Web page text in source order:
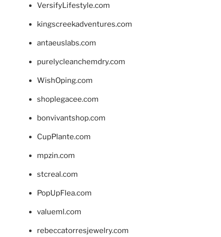
VersifyLifestyle.com
kingscreekadventures.com
antaeuslabs.com
purelycleanchemdry.com
WishOping.com
shoplegacee.com
bonvivantshop.com
CupPlante.com
mpzin.com
stcreal.com
PopUpFlea.com
valueml.com
rebeccatorresjewelry.com